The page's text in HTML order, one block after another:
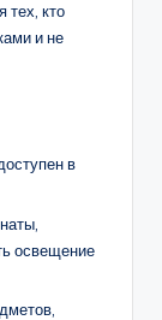
тех, кто
и не
в
освещение